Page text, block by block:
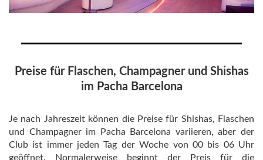
Preise für Flaschen, Champagner und Shishas
im Pacha Barcelona
Je nach Jahreszeit können die Preise für Shishas, Flaschen
und Champagner im Pacha Barcelona variieren, aber der
Club ist immer jeden Tag der Woche von 00 bis 06 Uhr
geöffnet. Normalerweise beginnt der Preis für die